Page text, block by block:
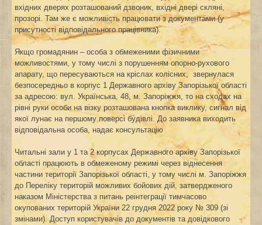
вхідних дверях розташований дзвоник, вхідні двері скляні,
прозорі. Там же є можливість працювати з документами (у
присутності відповідального працівника).
Якщо громадянин – особа з обмеженими фізичними
можливостями, у тому числі з порушенням опорно-рухового
апарату, що пересуваються на кріслах колісних, звернулася
безпосередньо в корпус 1 Державного архіву Запорізької області
за адресою: вул. Українська, 48, м. Запоріжжя, то на сходах на
рівні руки особи на візку розташована кнопка виклику, сигнал від
якої лунає на першому поверсі будівлі. До заявника виходить
відповідальна особа, надає консультацію
Читальні зали у 1 та 2 корпусах Державного архіву Запорізької
області працюють в обмеженому режимі через віднесення
частини території Запорізької області, у тому числі м. Запоріжжя
до Переліку територій можливих бойових дій, затвердженого
наказом Міністерства з питань реінтеграції тимчасово
окупованих територій України 22 грудня 2022 року № 309 (зі
змінами). Доступ користувачів до документів та довідкового